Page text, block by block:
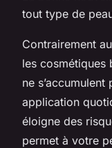
tout type de
Contrairement
les cosmétiques
ne
application
éloigne des
permet à votre